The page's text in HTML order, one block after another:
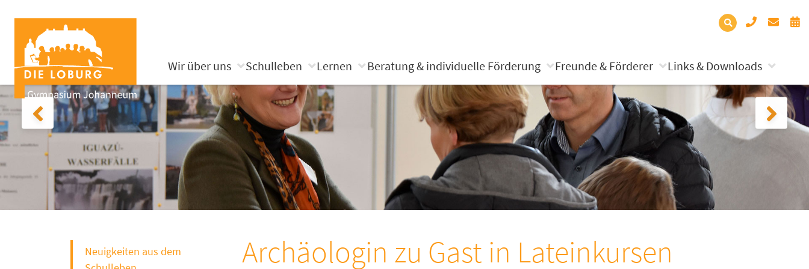
Wir über uns Schulleben Lernen Beratung & individuelle Förderung Freunde & Förderer Links & Downloads
Neuigkeiten aus dem
Archäologin zu Gast in Lateinkursen